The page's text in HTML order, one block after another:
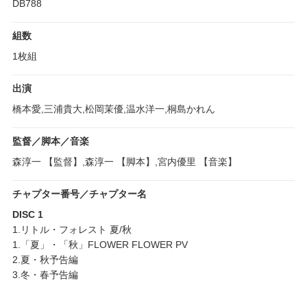
DB788
組数
1枚組
出演
橋本愛,三浦貴大,松岡茉優,温水洋一,桐島かれん
監督／脚本／音楽
森淳一 【監督】,森淳一 【脚本】,宮内優里 【音楽】
チャプター番号／チャプター名
DISC 1
1.リトル・フォレスト 夏/秋
1.「夏」・「秋」FLOWER FLOWER PV
2.夏・秋予告編
3.冬・春予告編